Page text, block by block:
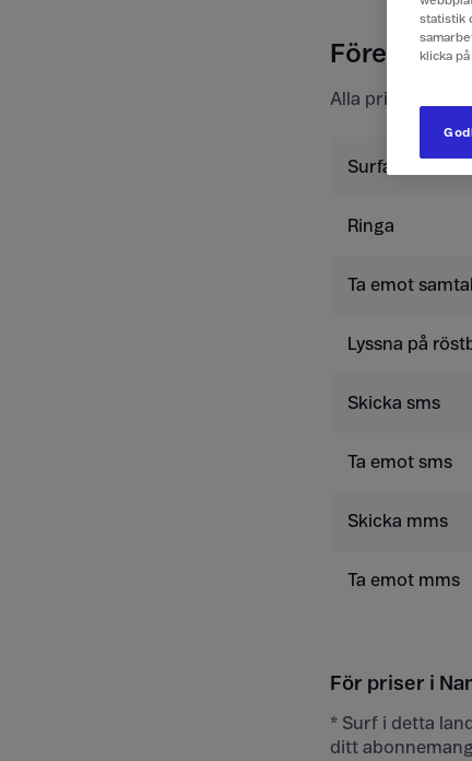
Alla priser är
Surfa
Ringa
Ta emot samtal
Lyssna på
Skicka sms
Ta emot sms
Skicka mms
Ta emot mms
För priser i
* Surf i detta
ditt
statistik
klicka